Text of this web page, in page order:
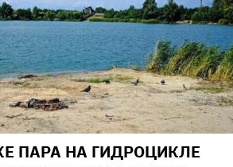
ПАРА НА ГИДРОЦИКЛЕ